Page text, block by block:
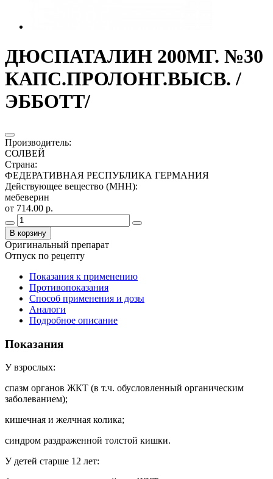
ДЮСПАТАЛИН 200МГ. №30
КАПС.ПРОЛОНГ.ВЫСВ. /
ЭББОТТ/
Производитель:
СОЛВЕЙ
Страна:
ФЕДЕРАТИВНАЯ РЕСПУБЛИКА ГЕРМАНИЯ
Действующее вещество (МНН):
мебеверин
от 714.00 р.
В корзину
Оригинальный препарат
Отпуск по рецепту
Показания к применению
Противопоказания
Способ применения и дозы
Аналоги
Подробное описание
Показания
У взрослых:
спазм органов ЖКТ (в т.ч. обусловленный органическим
заболеванием);
кишечная и желчная колика;
синдром раздраженной толстой кишки.
У детей старше 12 лет: